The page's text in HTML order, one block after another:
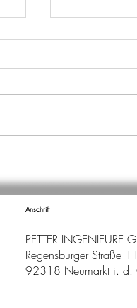
WECHSEL
Anschrift
PETTER INGENIEURE
Regensburger Straße
92318 Neumarkt i. d.